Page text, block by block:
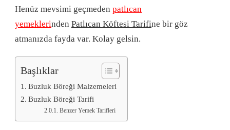
Henüz mevsimi geçmeden patlıcan
yemeklerinden Patlıcan Köftesi Tarifine bir göz
atmanızda fayda var. Kolay gelsin.
Başlıklar
Buzluk Böreği Malzemeleri
Buzluk Böreği Tarifi
Benzer Yemek Tarifleri